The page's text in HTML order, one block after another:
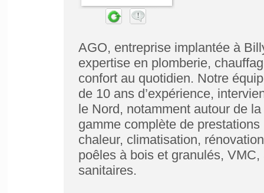
AGO, entreprise implantée à
expertise en plomberie,
confort au quotidien. Notre
de 10 ans d’expérience,
le Nord, notamment autour de
gamme complète de
chaleur, climatisation,
poêles à bois et granulés,
sanitaires.